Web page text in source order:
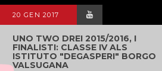
20 GEN 2017
UNO TWO DREI 2015/2016, I
FINALISTI: CLASSE IV ALS
ISTITUTO "DEGASPERI" BORGO
VALSUGANA